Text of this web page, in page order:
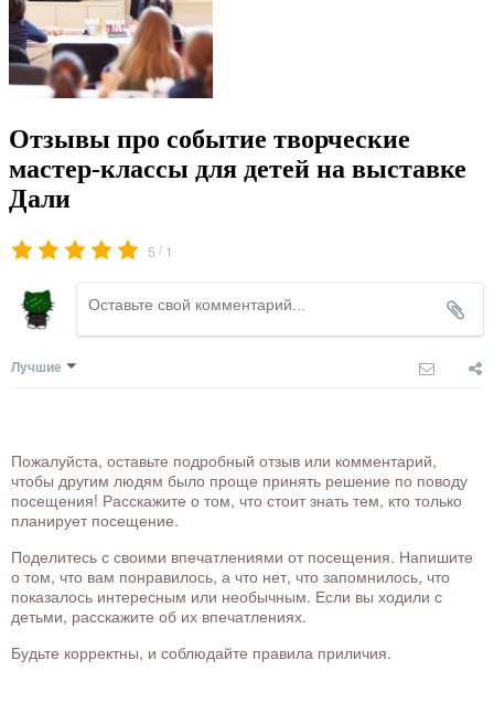
Отзывы про событие творческие
мастер-классы для детей на выставке
Дали
5 / 1
Лучшие
Пожалуйста, оставьте подробный отзыв или комментарий,
чтобы другим людям было проще принять решение по поводу
посещения! Расскажите о том, что стоит знать тем, кто только
планирует посещение.
Поделитесь с своими впечатлениями от посещения. Напишите
о том, что вам понравилось, а что нет, что запомнилось, что
показалось интересным или необычным. Если вы ходили с
детьми, расскажите об их впечатлениях.
Будьте корректны, и соблюдайте правила приличия.